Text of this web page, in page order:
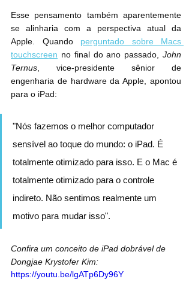
Esse pensamento também aparentemente
se alinharia com a perspectiva atual da
Apple. Quando perguntado sobre Macs
touchscreen no final do ano passado, John
Ternus , vice-presidente sênior de
engenharia de hardware da Apple, apontou
para o iPad:
"Nós fazemos o melhor computador
sensível ao toque do mundo: o iPad. É
totalmente otimizado para isso. E o Mac é
totalmente otimizado para o controle
indireto. Não sentimos realmente um
motivo para mudar isso".
Confira um conceito de iPad dobrável de
Dongjae Krystofer Kim:
https://youtu.be/lgATp6Dy96Y